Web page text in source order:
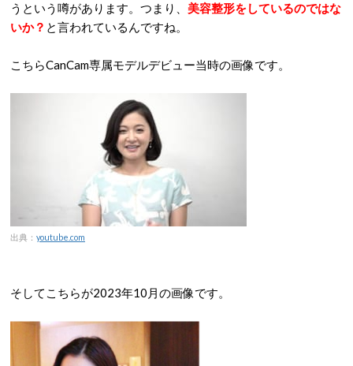
うという噂があります。つまり、 美容整形をしているのではな
いか？ と言われているんですね。
こちらCanCam専属モデルデビュー当時の画像です。
出典： youtube.com
そしてこちらが2023年10月の画像です。